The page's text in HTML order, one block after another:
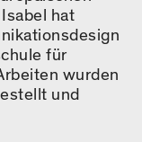
hat
für
wurden
und